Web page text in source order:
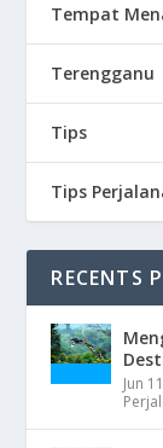
Tempat
Terengganu
Tips
Tips
RECENTS
Jun